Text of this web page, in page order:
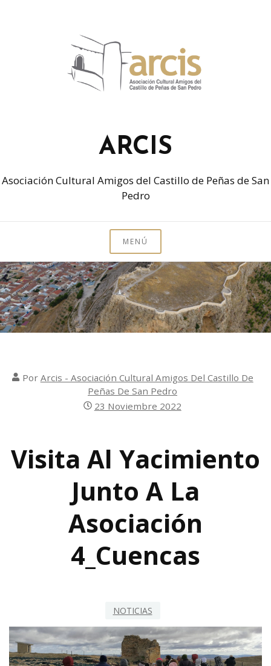
ARCIS
Asociación Cultural Amigos del Castillo de Peñas de San
Pedro
MENÚ
Por Arcis - Asociación Cultural Amigos Del Castillo De
Peñas De San Pedro
23 Noviembre 2022
Visita Al Yacimiento
Junto A La
Asociación
4_Cuencas
NOTICIAS